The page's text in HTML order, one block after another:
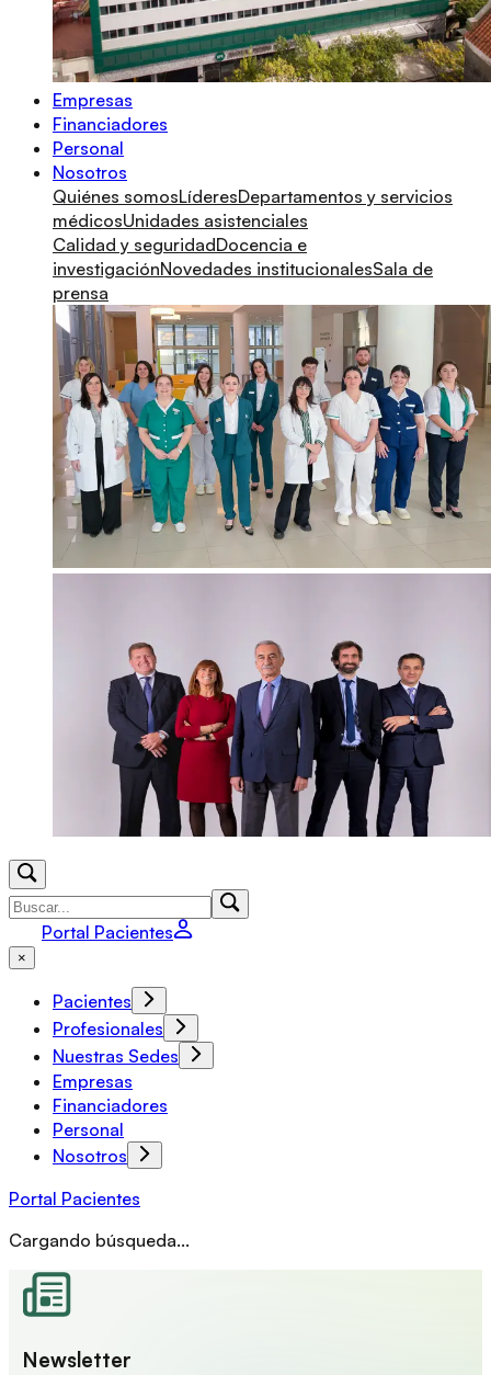
Empresas
Financiadores
Personal
Nosotros
Quiénes somosLíderesDepartamentos y servicios
médicosUnidades asistenciales
Calidad y seguridadDocencia e
investigaciónNovedades institucionalesSala de
prensa
Portal Pacientes
×
Pacientes
Profesionales
Nuestras Sedes
Empresas
Financiadores
Personal
Nosotros
Portal Pacientes
Cargando búsqueda...
Newsletter